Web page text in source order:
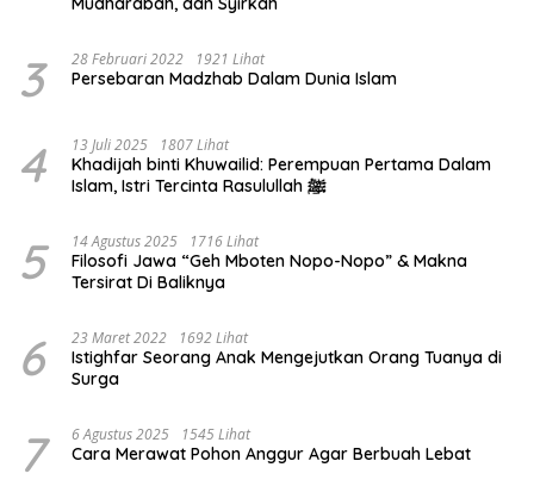
3 28 Februari 2022 1921 Lihat
Persebaran Madzhab Dalam Dunia Islam
4 13 Juli 2025 1807 Lihat
Khadijah binti Khuwailid: Perempuan Pertama Dalam
Islam, Istri Tercinta Rasulullah ﷺ
5 14 Agustus 2025 1716 Lihat
Filosofi Jawa “Geh Mboten Nopo-Nopo” & Makna
Tersirat Di Baliknya
6 23 Maret 2022 1692 Lihat
Istighfar Seorang Anak Mengejutkan Orang Tuanya di
Surga
7 6 Agustus 2025 1545 Lihat
Cara Merawat Pohon Anggur Agar Berbuah Lebat